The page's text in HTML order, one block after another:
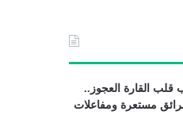
قلب القارة العجوز..
مستعرة ومفاعلات